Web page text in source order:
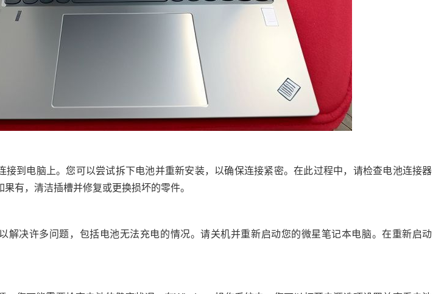
接到电脑上。您可以尝试拆下电池并重新安装，以确保连接紧密。在此过程中，请检查电池连接器
有，清洁插槽并修复或更换损坏的零件。
解决许多问题，包括电池无法充电的情况。请关机并重新启动您的微星笔记本电脑。在重新启动